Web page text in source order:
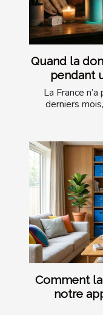
Quand la
pendant
La France
derniers
Comment
notre